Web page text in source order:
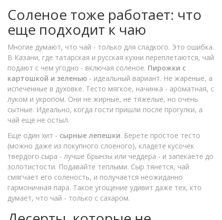
Соленое тоже работает: что
еще подходит к чаю
Многие думают, что чай - только для сладкого. Это ошибка.
В Казани, где татарская и русская кухни переплетаются, чай
подают с чем угодно - включая соленое. Пирожки с
картошкой и зеленью - идеальный вариант. Не жареные, а
испеченные в духовке. Тесто мягкое, начинка - ароматная, с
луком и укропом. Они не жирные, не тяжелые, но очень
сытные. Идеально, когда гости пришли после прогулки, а
чай еще не остыл.
Еще один хит - сырные лепешки. Берете простое тесто
(можно даже из покупного слоеного), кладете кусочек
твердого сыра - лучше брынзы или чеддера - и запекаете до
золотистости. Подавайте теплыми. Сыр тянется, чай
смягчает его соленость, и получается неожиданно
гармоничная пара. Такое угощение удивит даже тех, кто
думает, что чай - только с сахаром.